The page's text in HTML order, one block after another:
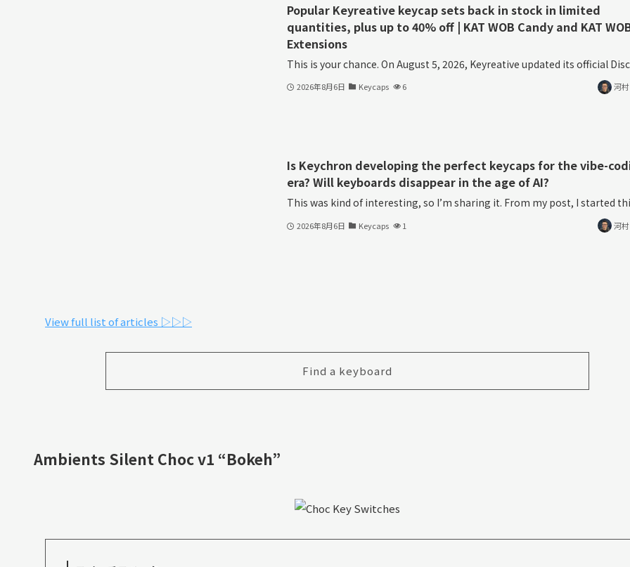
Popular Keyreative keycap sets back in stock in limited
quantities, plus up to 40% off | KAT WOB Candy and KAT
Extensions
This is your chance. On August 5, 2026, Keyreative updated its official
2026年8月6日 Keycaps 6 河
Is Keychron developing the perfect keycaps for the vibe-
era? Will keyboards disappear in the age of AI?
This was kind of interesting, so I’m sharing it. From my post, I started
2026年8月6日 Keycaps 1 河
View full list of articles ▷▷▷
Find a keyboard
Ambients Silent Choc v1 “Bokeh”